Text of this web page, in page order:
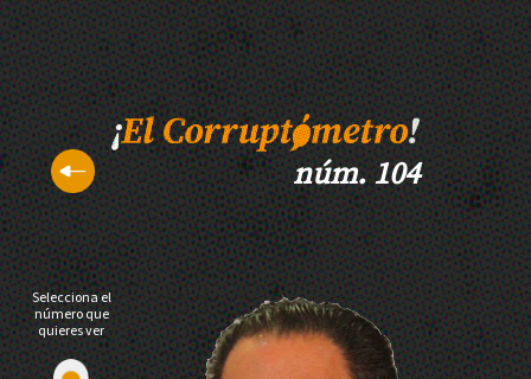
núm. 104
Selecciona el
número que
quieres ver